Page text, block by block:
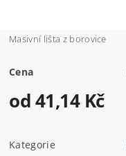
Masivní lišta z borovice
Cena
od 41,14 Kč
Kategorie